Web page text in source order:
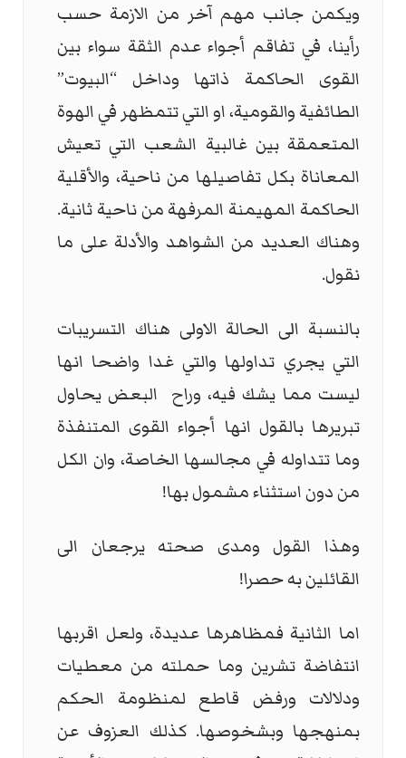
ويكمن جانب مهم آخر من الازمة حسب
رأينا، في تفاقم أجواء عدم الثقة سواء بين
القوى الحاكمة ذاتها وداخل “البيوت”
الطائفية والقومية، او التي تتمظهر في الهوة
المتعمقة بين غالبية الشعب التي تعيش
المعاناة بكل تفاصيلها من ناحية، والأقلية
الحاكمة المهيمنة المرفهة من ناحية ثانية.
وهناك العديد من الشواهد والأدلة على ما
نقول.
بالنسبة الى الحالة الاولى هناك التسريبات
التي يجري تداولها والتي غدا واضحا انها
ليست مما يشك فيه، وراح البعض يحاول
تبريرها بالقول انها أجواء القوى المتنفذة
وما تتداوله في مجالسها الخاصة، وان الكل
من دون استثناء مشمول بها!
وهذا القول ومدى صحته يرجعان الى
القائلين به حصرا!
اما الثانية فمظاهرها عديدة، ولعل اقربها
انتفاضة تشرين وما حملته من معطيات
ودلالات ورفض قاطع لمنظومة الحكم
بمنهجها وبشخوصها. كذلك العزوف عن